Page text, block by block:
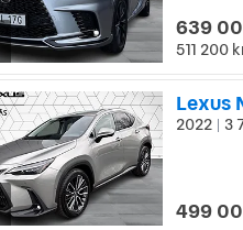
639
511 200
Lexus
2022 3
499